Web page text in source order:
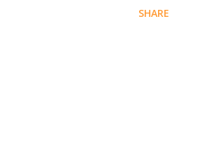
SHARE